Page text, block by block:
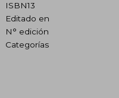
ISBN13
Editado en
N° edición
Categorías